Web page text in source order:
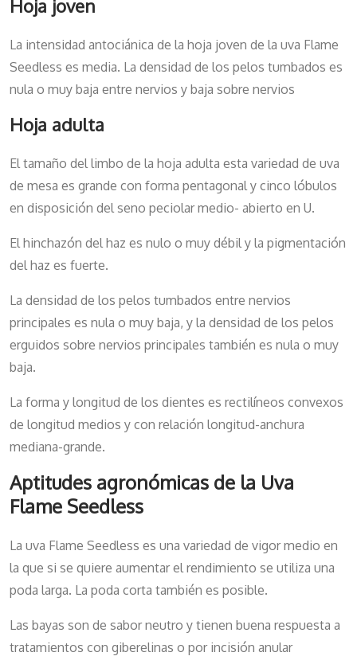
Hoja joven
La intensidad antociánica de la hoja joven de la uva Flame
Seedless es media. La densidad de los pelos tumbados es
nula o muy baja entre nervios y baja sobre nervios
Hoja adulta
El tamaño del limbo de la hoja adulta esta variedad de uva
de mesa es grande con forma pentagonal y cinco lóbulos
en disposición del seno peciolar medio- abierto en U.
El hinchazón del haz es nulo o muy débil y la pigmentación
del haz es fuerte.
La densidad de los pelos tumbados entre nervios
principales es nula o muy baja, y la densidad de los pelos
erguidos sobre nervios principales también es nula o muy
baja.
La forma y longitud de los dientes es rectilíneos convexos
de longitud medios y con relación longitud-anchura
mediana-grande.
Aptitudes agronómicas de la Uva
Flame Seedless
La uva Flame Seedless es una variedad de vigor medio en
la que si se quiere aumentar el rendimiento se utiliza una
poda larga. La poda corta también es posible.
Las bayas son de sabor neutro y tienen buena respuesta a
tratamientos con giberelinas o por incisión anular